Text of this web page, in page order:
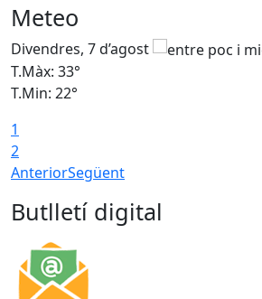
Meteo
Divendres, 7 d’agost
T.Màx: 33°
T.Min: 22°
1
2
AnteriorSegüent
Butlletí digital